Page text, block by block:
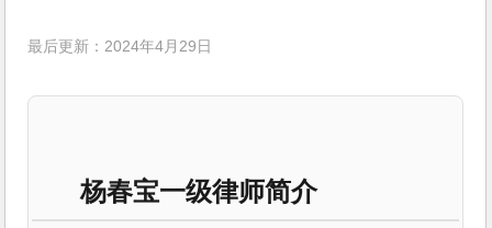
最后更新：2024年4月29日
杨春宝一级律师简介